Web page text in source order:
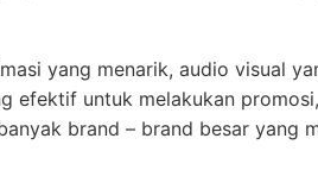
yang menarik, audio visual
efektif untuk melakukan
brand – brand besar yang